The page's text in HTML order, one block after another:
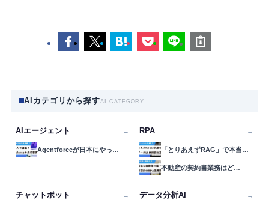
AIカテゴリから探すAI CATEGORY
AIエージェント →
Agentforceが日本にやっ…
RPA →
「とりあえずRAG」で本当…
不動産の契約書業務はど…
チャットボット → データ分析AI →